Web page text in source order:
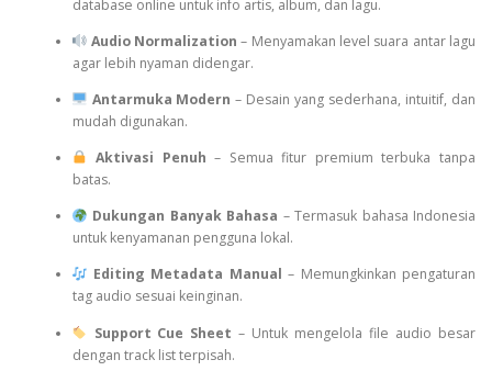
database online untuk info artis, album, dan lagu.
Audio Normalization – Menyamakan level suara antar lagu
agar lebih nyaman didengar.
Antarmuka Modern – Desain yang sederhana, intuitif, dan
mudah digunakan.
Aktivasi Penuh – Semua fitur premium terbuka tanpa
batas.
Dukungan Banyak Bahasa – Termasuk bahasa Indonesia
untuk kenyamanan pengguna lokal.
Editing Metadata Manual – Memungkinkan pengaturan
tag audio sesuai keinginan.
Support Cue Sheet – Untuk mengelola file audio besar
dengan track list terpisah.